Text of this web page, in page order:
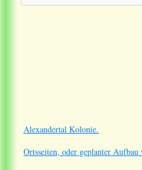
Alexandertal Kolonie.
Ortsseiten, oder geplanter